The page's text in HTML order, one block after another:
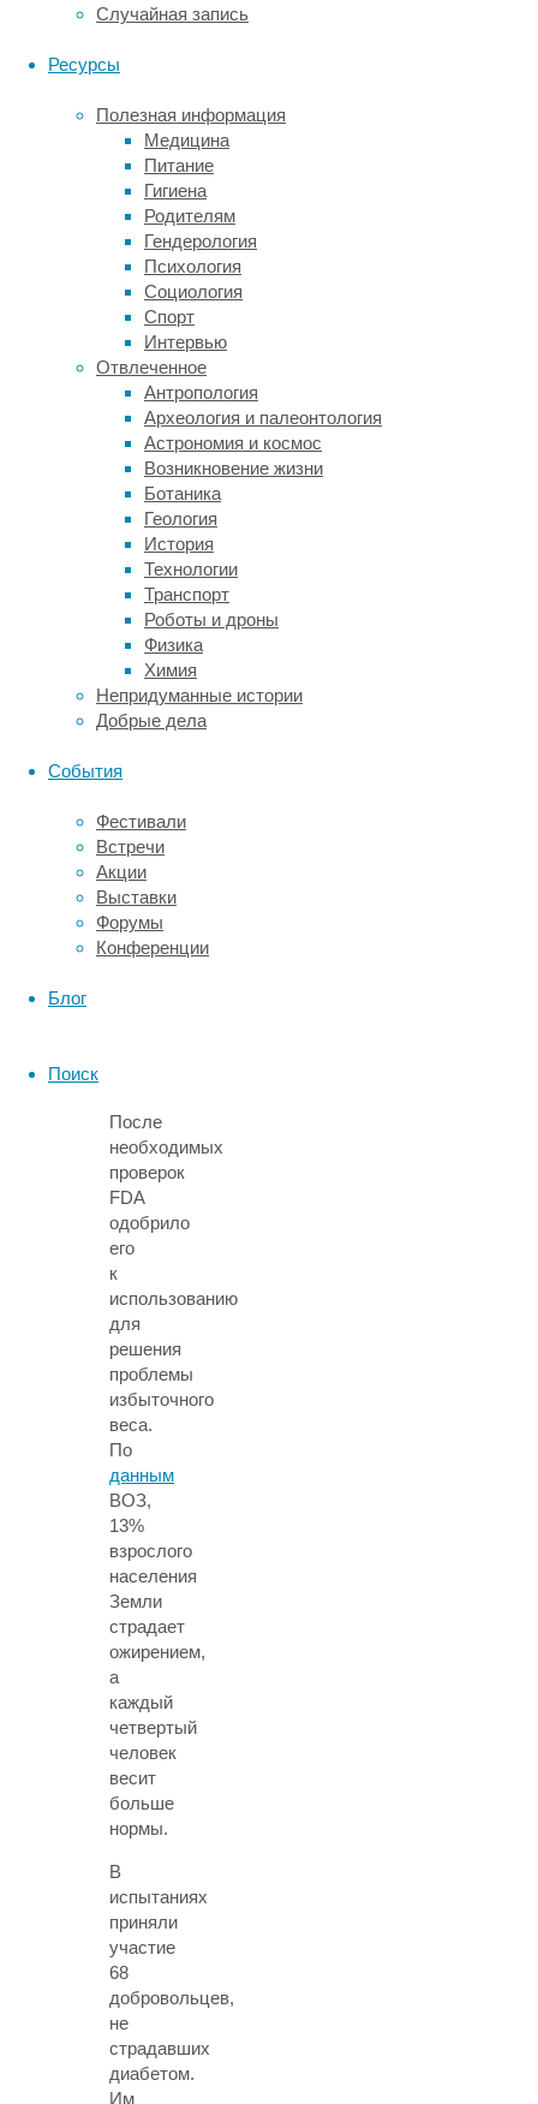
Случайная запись
Ресурсы
Полезная информация
Медицина
Питание
Гигиена
Родителям
Гендерология
Психология
Социология
Спорт
Интервью
Отвлеченное
Антропология
Археология и палеонтология
Астрономия и космос
Возникновение жизни
Ботаника
Геология
История
Технологии
Транспорт
Роботы и дроны
Физика
Химия
Непридуманные истории
Добрые дела
События
Фестивали
Встречи
Акции
Выставки
Форумы
Конференции
Блог
Поиск
Практика
семаглутида
что
принимающие
его
регулярно
люди
также
теряют
вес,
после
чего
он
был
изучен
уже
новом
качестве.
Испытания
подтвердили,
что
сравнительно
большие
дозы
препарата
позволяют
с
—
их
результаты
были
опубликованы
в
После
необходимых
проверок
FDA
одобрило
его
к
использованию
для
решения
проблемы
избыточного
веса.
По
данным
ВОЗ,
13%
взрослого
населения
Земли
страдает
ожирением,
а
каждый
четвертый
человек
весит
больше
нормы.
В
испытаниях
приняли
участие
68
добровольцев,
не
страдавших
диабетом.
Им